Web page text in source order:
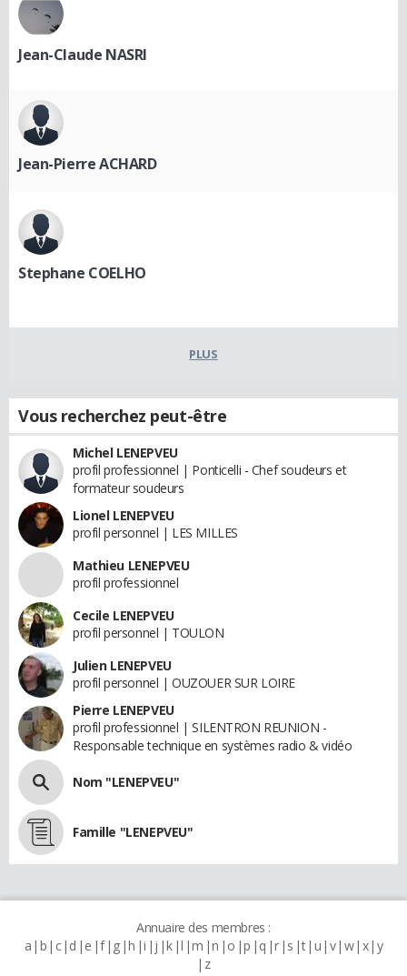
Jean-Claude NASRI
Jean-Pierre ACHARD
Stephane COELHO
PLUS
Vous recherchez peut-être
Michel LENEPVEU
profil professionnel | Ponticelli - Chef soudeurs et
formateur soudeurs
Lionel LENEPVEU
profil personnel | LES MILLES
Mathieu LENEPVEU
profil professionnel
Cecile LENEPVEU
profil personnel | TOULON
Julien LENEPVEU
profil personnel | OUZOUER SUR LOIRE
Pierre LENEPVEU
profil professionnel | SILENTRON REUNION -
Responsable technique en systèmes radio & vidéo
Nom "LENEPVEU"
Famille "LENEPVEU"
Annuaire des membres :
a b c d e f g h i j k l m n o p q r s t u v w x y
z